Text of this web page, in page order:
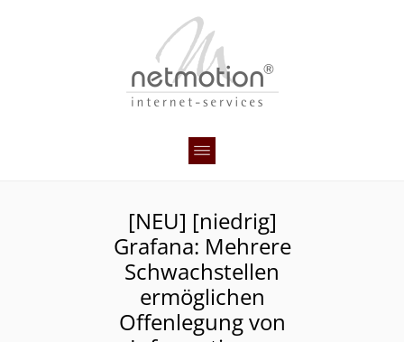
[NEU] [niedrig]
Grafana: Mehrere
Schwachstellen
ermöglichen
Offenlegung von